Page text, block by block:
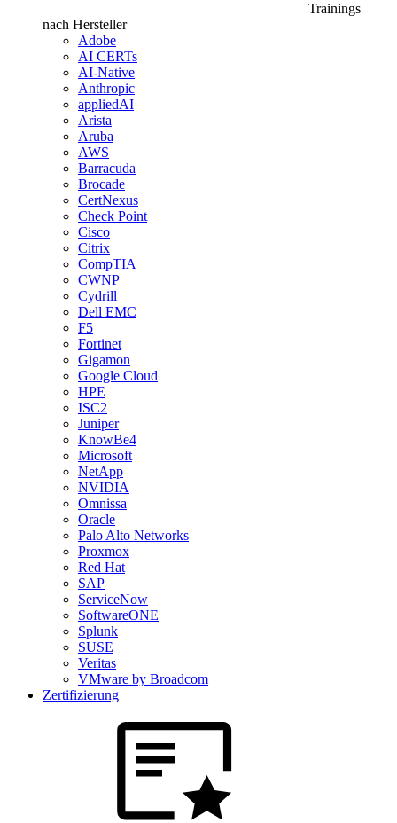
Trainings
nach Hersteller
Adobe
AI CERTs
AI-Native
Anthropic
appliedAI
Arista
Aruba
AWS
Barracuda
Brocade
CertNexus
Check Point
Cisco
Citrix
CompTIA
CWNP
Cydrill
Dell EMC
F5
Fortinet
Gigamon
Google Cloud
HPE
ISC2
Juniper
KnowBe4
Microsoft
NetApp
NVIDIA
Omnissa
Oracle
Palo Alto Networks
Proxmox
Red Hat
SAP
ServiceNow
SoftwareONE
Splunk
SUSE
Veritas
VMware by Broadcom
Zertifizierung